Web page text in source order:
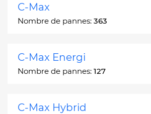
C-Max
Nombre de pannes: 363
C-Max Energi
Nombre de pannes: 127
C-Max Hybrid